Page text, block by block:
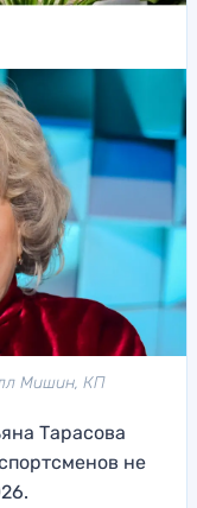
Мишин, КП
Тарасова
не